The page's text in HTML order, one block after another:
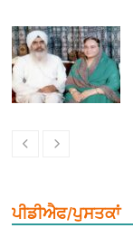
ਪੀਡੀਐਫ/ਪੁਸਤਕਾਂ